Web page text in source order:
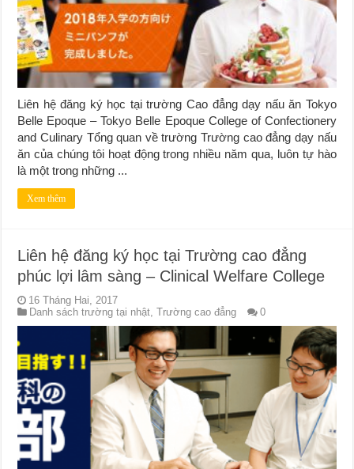
Liên hệ đăng ký học tại trường Cao đẳng dạy nấu ăn Tokyo
Belle Epoque – Tokyo Belle Epoque College of Confectionery
and Culinary Tổng quan về trường Trường cao đẳng dạy nấu
ăn của chúng tôi hoạt động trong nhiều năm qua, luôn tự hào
là một trong những ...
Xem thêm
Liên hệ đăng ký học tại Trường cao đẳng
phúc lợi lâm sàng – Clinical Welfare College
16 Tháng Hai, 2017
Danh sách trường tại nhật,Trường cao đẳng 0